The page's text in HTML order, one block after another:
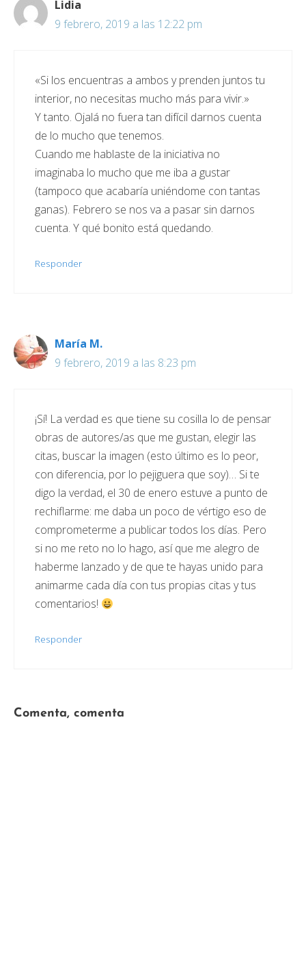
Lidia
9 febrero, 2019 a las 12:22 pm
«Si los encuentras a ambos y prenden juntos tu
interior, no necesitas mucho más para vivir.»
Y tanto. Ojalá no fuera tan difícil darnos cuenta
de lo mucho que tenemos.
Cuando me hablaste de la iniciativa no
imaginaba lo mucho que me iba a gustar
(tampoco que acabaría uniéndome con tantas
ganas). Febrero se nos va a pasar sin darnos
cuenta. Y qué bonito está quedando.
Responder
María M.
9 febrero, 2019 a las 8:23 pm
¡Sí! La verdad es que tiene su cosilla lo de pensar
obras de autores/as que me gustan, elegir las
citas, buscar la imagen (esto último es lo peor,
con diferencia, por lo pejiguera que soy)… Si te
digo la verdad, el 30 de enero estuve a punto de
rechiflarme: me daba un poco de vértigo eso de
comprometerme a publicar todos los días. Pero
si no me reto no lo hago, así que me alegro de
haberme lanzado y de que te hayas unido para
animarme cada día con tus propias citas y tus
comentarios!
Responder
Comenta, comenta